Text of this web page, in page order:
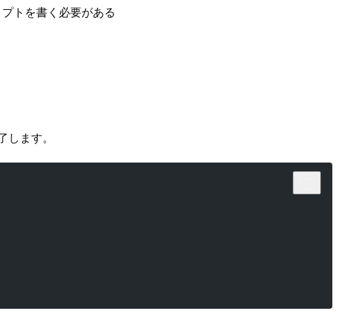
トを書く必要がある
ます。